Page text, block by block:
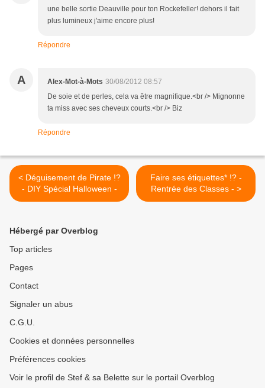
une belle sortie Deauville pour ton Rockefeller! dehors il fait
plus lumineux j'aime encore plus!
Répondre
A Alex-Mot-à-Mots 30/08/2012 08:57
De soie et de perles, cela va être magnifique.<br /> Mignonne
ta miss avec ses cheveux courts.<br /> Biz
Répondre
< Déguisement de Pirate !?
- DIY Spécial Halloween -
Faire ses étiquettes* !? -
Rentrée des Classes - >
Hébergé par Overblog
Top articles
Pages
Contact
Signaler un abus
C.G.U.
Cookies et données personnelles
Préférences cookies
Voir le profil de Stef & sa Belette sur le portail Overblog